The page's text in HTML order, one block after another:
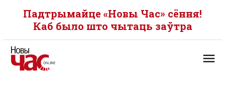
Падтрымайце «Новы Час» сёння!
Каб было што чытаць заўтра